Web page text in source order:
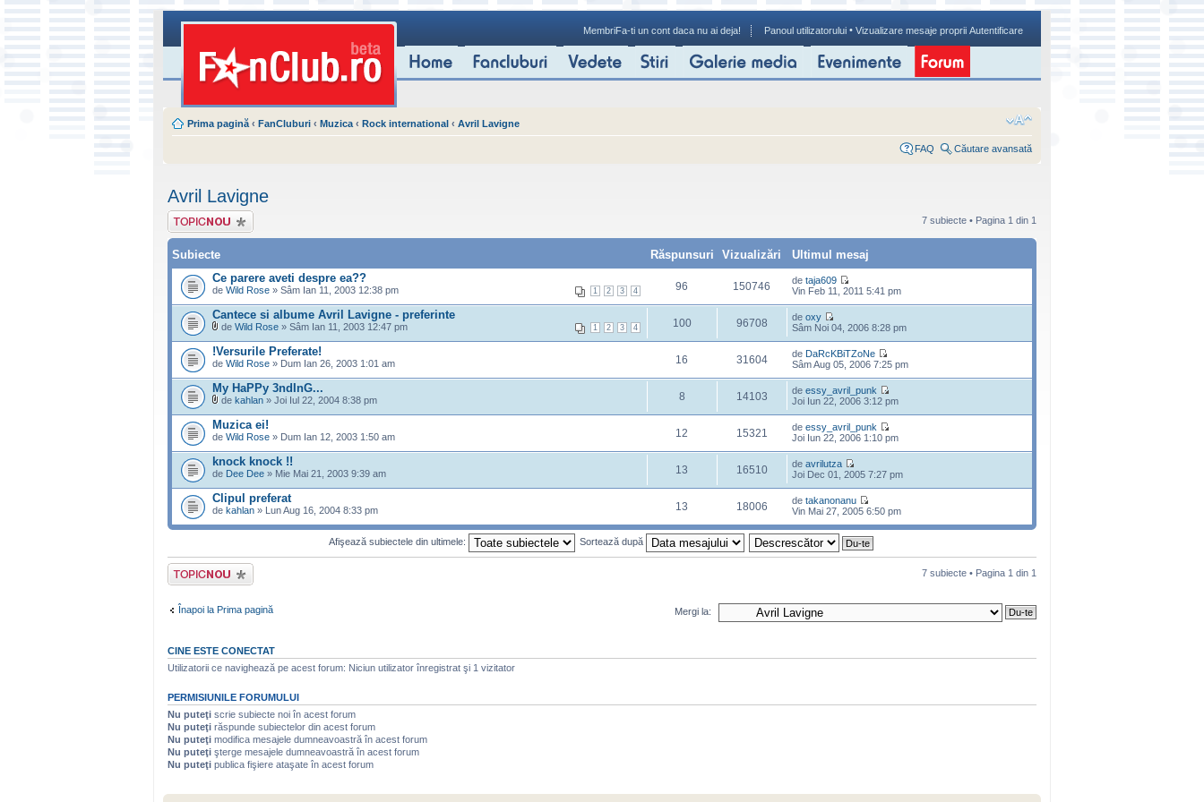
MembriFa-ti un cont daca nu ai deja! Panoul utilizatorului • Vizualizare mesaje proprii Autentificare
Prima pagină ‹ FanCluburi ‹ Muzica ‹ Rock international ‹ Avril Lavigne
FAQ Căutare avansată
Avril Lavigne
Scrie un subiect
nou
7 subiecte • Pagina 1 din 1
Subiecte Răspunsuri Vizualizări
Ultimul mesaj
Ce parere aveti despre ea??
1 2 3 4
de Wild Rose » Sâm Ian 11, 2003 12:38 pm 96 150746 de taja609
Vin Feb 11, 2011 5:41 pm
Cantece si albume Avril Lavigne - preferinte
1 2 3 4
de Wild Rose » Sâm Ian 11, 2003 12:47 pm 100 96708 de oxy
Sâm Noi 04, 2006 8:28 pm
!Versurile Preferate!
de Wild Rose » Dum Ian 26, 2003 1:01 am 16 31604 de DaRcKBiTZoNe
Sâm Aug 05, 2006 7:25 pm
My HaPPy 3ndInG...
de kahlan » Joi Iul 22, 2004 8:38 pm 8 14103 de essy_avril_punk
Joi Iun 22, 2006 3:12 pm
Muzica ei!
de Wild Rose » Dum Ian 12, 2003 1:50 am 12 15321 de essy_avril_punk
Joi Iun 22, 2006 1:10 pm
knock knock !!
de Dee Dee » Mie Mai 21, 2003 9:39 am 13 16510 de avrilutza
Joi Dec 01, 2005 7:27 pm
Clipul preferat
de kahlan » Lun Aug 16, 2004 8:33 pm 13 18006 de takanonanu
Vin Mai 27, 2005 6:50 pm
Afişează subiectele din ultimele: Sortează după
Scrie un subiect
nou
7 subiecte • Pagina 1 din 1
Înapoi la Prima pagină Mergi la:
CINE ESTE CONECTAT
Utilizatorii ce navighează pe acest forum: Niciun utilizator înregistrat şi 1 vizitator
PERMISIUNILE FORUMULUI
Nu puteţi scrie subiecte noi în acest forum
Nu puteţi răspunde subiectelor din acest forum
Nu puteţi modifica mesajele dumneavoastră în acest forum
Nu puteţi şterge mesajele dumneavoastră în acest forum
Nu puteţi publica fişiere ataşate în acest forum